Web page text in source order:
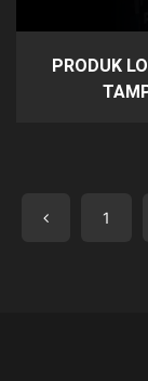
PRODUK
1